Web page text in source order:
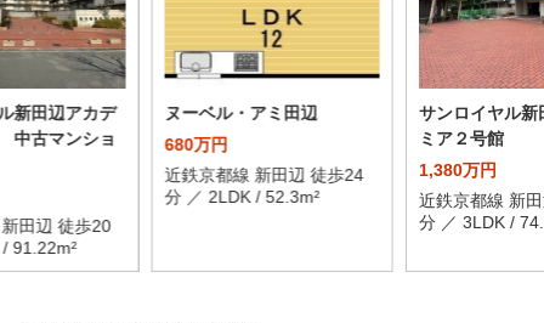
新田辺アカデ
中古マンショ
田辺 徒歩20
91.22m²
ヌーベル・アミ田辺
680万円
近鉄京都線 新田辺 徒歩24
分 ／ 2LDK / 52.3m²
サンロイヤル新
ミア２号館
1,380万円
近鉄京都線 新
分 ／ 3LDK /